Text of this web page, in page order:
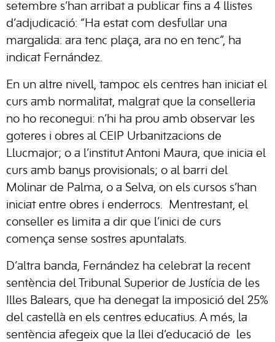
setembre s’han arribat a publicar fins a 4 llistes
d’adjudicació: “Ha estat com desfullar una
margalida: ara tenc plaça, ara no en tenc”, ha
indicat Fernández.
En un altre nivell, tampoc els centres han iniciat el
curs amb normalitat, malgrat que la conselleria
no ho reconegui: n’hi ha prou amb observar les
goteres i obres al CEIP Urbanitzacions de
Llucmajor; o a l’institut Antoni Maura, que inicia el
curs amb banys provisionals; o al barri del
Molinar de Palma, o a Selva, on els cursos s’han
iniciat entre obres i enderrocs. Mentrestant, el
conseller es limita a dir que l’inici de curs
comença sense sostres apuntalats.
D’altra banda, Fernández ha celebrat la recent
sentència del Tribunal Superior de Justícia de les
Illes Balears, que ha denegat la imposició del 25%
del castellà en els centres educatius. A més, la
sentència afegeix que la llei d’educació de les